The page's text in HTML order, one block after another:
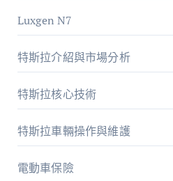
Luxgen N7
特斯拉介紹與市場分析
特斯拉核心技術
特斯拉車輛操作與維護
電動車保險